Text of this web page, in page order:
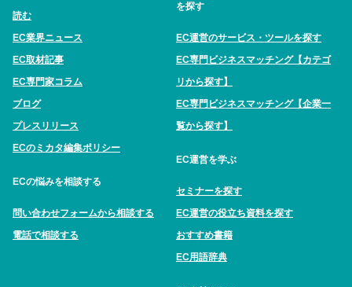
読む
EC業界ニュース
EC取材記事
EC専門家コラム
ブログ
プレスリリース
ECのミカタ編集ポリシー
ECの悩みを相談する
問い合わせフォームから相談する
電話で相談する
を探す
EC運営のサービス・ツールを探す
EC専門ビジネスマッチング【カテゴ
リから探す】
EC専門ビジネスマッチング【企業一
覧から探す】
EC運営を学ぶ
セミナーを探す
EC運営の役立ち資料を探す
おすすめ書籍
EC用語辞典